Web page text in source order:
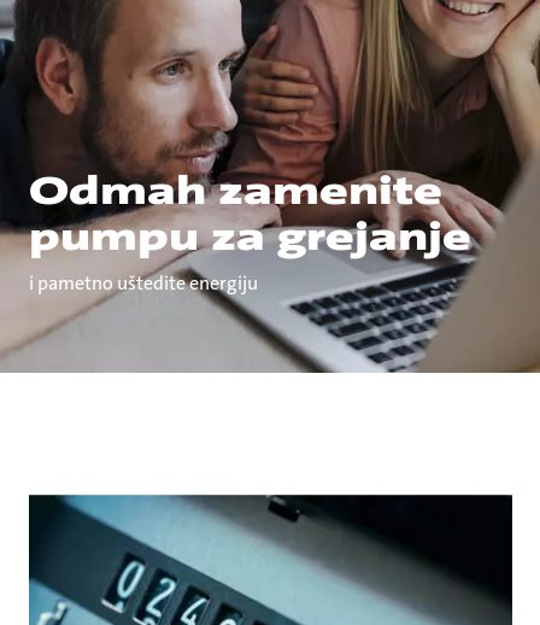
Odmah zamenite
pumpu za grejanje
i pametno uštedite energiju